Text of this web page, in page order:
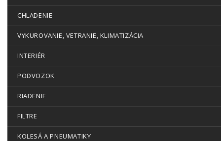
CHLADENIE
VYKUROVANIE, VETRANIE, KLIMATIZÁCIA
INTERIÉR
PODVOZOK
RIADENIE
FILTRE
KOLESÁ A PNEUMATIKY